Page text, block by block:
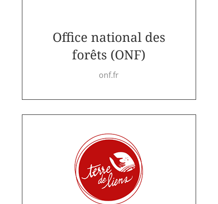
Office national des
forêts (ONF)
onf.fr